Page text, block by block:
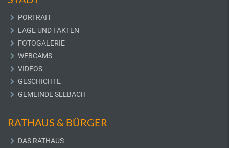
PORTRAIT
LAGE UND FAKTEN
FOTOGALERIE
WEBCAMS
VIDEOS
GESCHICHTE
GEMEINDE SEEBACH
RATHAUS & BÜRGER
DAS RATHAUS